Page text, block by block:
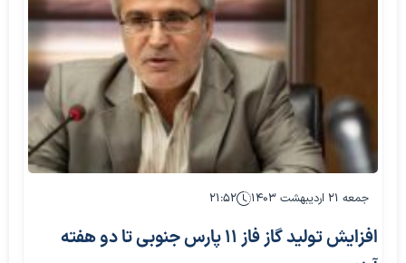
جمعه ۲۱ اردیبهشت ۱۴۰۳ ۲۱:۵۲
افزایش تولید گاز فاز ۱۱ پارس جنوبی تا دو هفته